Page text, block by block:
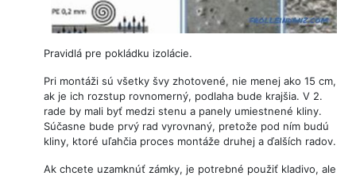
Pravidlá pre pokládku izolácie.
Pri montáži sú všetky švy zhotovené, nie menej ako 15 cm,
ak je ich rozstup rovnomerný, podlaha bude krajšia. V 2.
rade by mali byť medzi stenu a panely umiestnené kliny.
Súčasne bude prvý rad vyrovnaný, pretože pod ním budú
kliny, ktoré uľahčia proces montáže druhej a ďalších radov.
Ak chcete uzamknúť zámky, je potrebné použiť kladivo, ale